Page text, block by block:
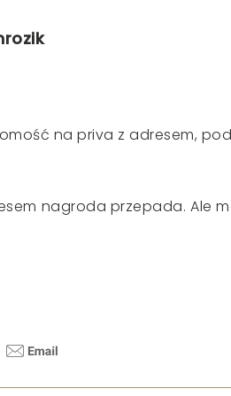
na priva z adresem,
nagroda przepada. Ale